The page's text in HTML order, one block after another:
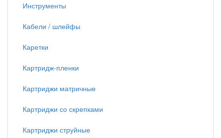
Инструменты
Кабели / шлейфы
Каретки
Картридж-пленки
Картриджи матричные
Картриджи со скрепками
Картриджи струйные